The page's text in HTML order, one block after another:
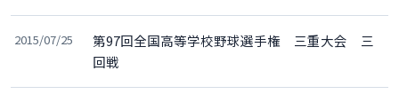
2015/07/25
第97回全国高等学校野球選手権 三重大会 三
回戦